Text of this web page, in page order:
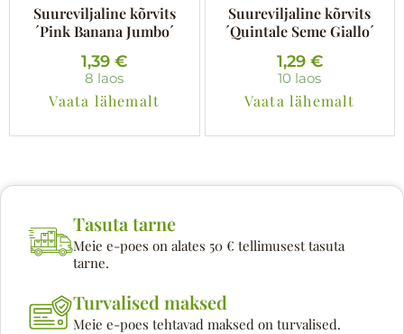
Suureviljaline kõrvits
´Pink Banana Jumbo´
1,39€
8 laos
Vaata lähemalt
Suureviljaline kõrvits
´Quintale Seme Giallo´
1,29 €
10 laos
Vaata lähemalt
Tasuta tarne
Meie e-poes on alates 50 € tellimusest tasuta
tarne.
Turvalised maksed
Meie e-poes tehtavad maksed on turvalised.